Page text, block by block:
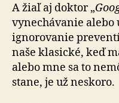
A žiaľ aj doktor „
vynechávanie alebo
ignorovanie
naše klasické, keď
alebo mne sa to
stane, je už neskoro.